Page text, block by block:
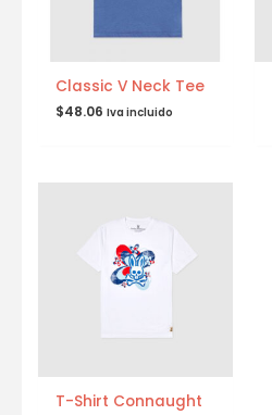
Classic V Neck Tee
$48.06 Iva incluido
T-Shirt Connaught